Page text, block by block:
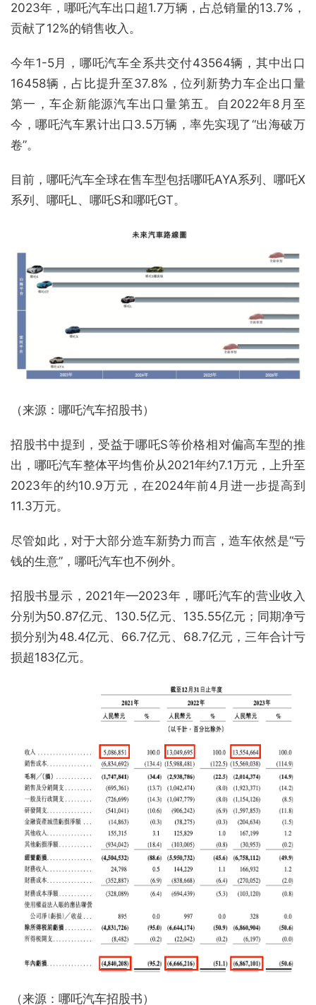
2023年，哪吒汽车出口超1.7万辆，占总销量的13.7%，
贡献了12%的销售收入。
今年1-5月，哪吒汽车全系共交付43564辆，其中出口
16458辆，占比提升至37.8%，位列新势力车企出口量
第一，车企新能源汽车出口量第五。自2022年8月至
今，哪吒汽车累计出口3.5万辆，率先实现了“出海破万
卷”。
目前，哪吒汽车全球在售车型包括哪吒AYA系列、哪吒X
系列、哪吒L、哪吒S和哪吒GT。
（来源：哪吒汽车招股书）
招股书中提到，受益于哪吒S等价格相对偏高车型的推
出，哪吒汽车整体平均售价从2021年约7.1万元，上升至
2023年的约10.9万元，在2024年前4月进一步提高到
11.3万元。
尽管如此，对于大部分造车新势力而言，造车依然是“亏
钱的生意”，哪吒汽车也不例外。
招股书显示，2021年—2023年，哪吒汽车的营业收入
分别为50.87亿元、130.5亿元、135.55亿元；同期净亏
损分别为48.4亿元、66.7亿元、68.7亿元，三年合计亏
损超183亿元。
（来源：哪吒汽车招股书）